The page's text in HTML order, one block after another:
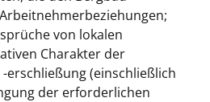
von lokalen
Charakter der
(einschließlich
der erforderlichen